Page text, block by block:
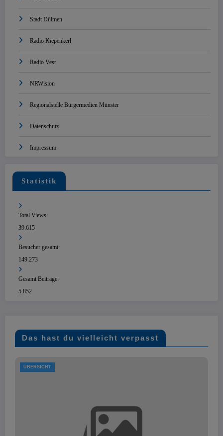
Stadt Dülmen
Radio Kiepenkerl
Radio Vest
NRWision
Regionalstelle Bürgermedien Münster
Datenschutz
Impressum
Statistik
Total Views:
39.615
Besucher gesamt:
149.273
Gesamt Beiträge:
5.852
Das hast du vielleicht verpasst